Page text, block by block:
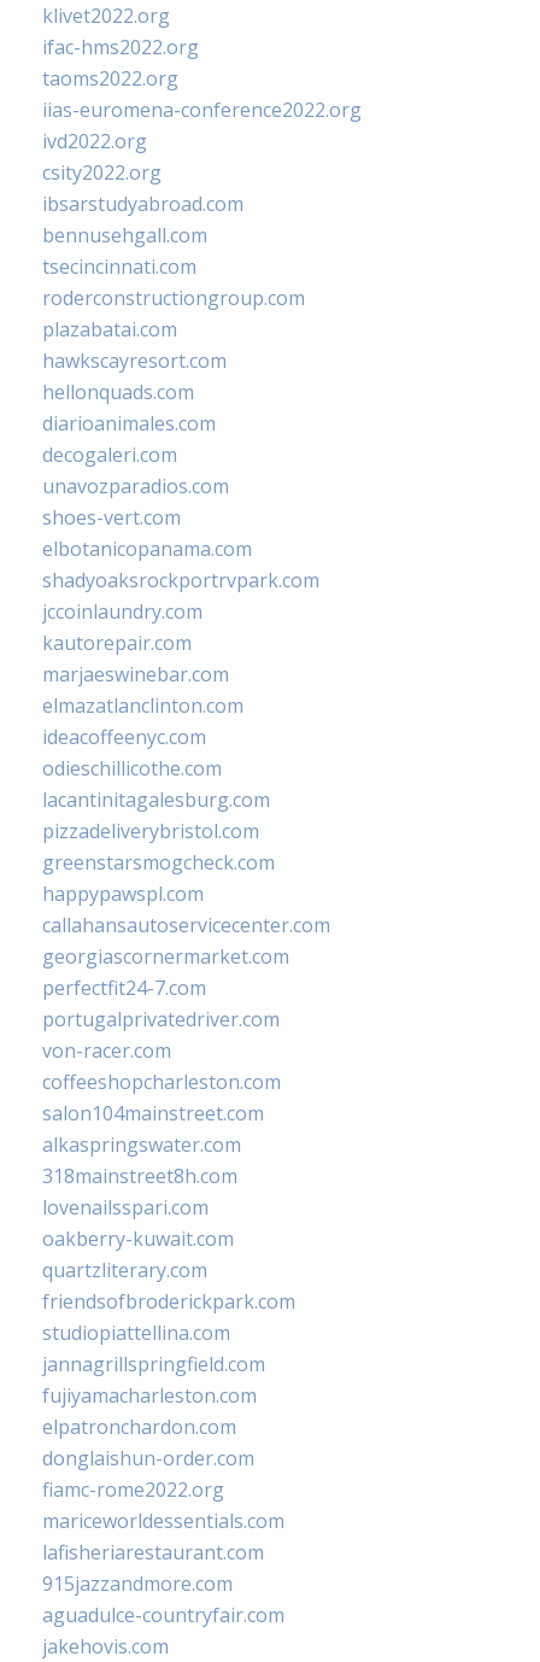
klivet2022.org
ifac-hms2022.org
taoms2022.org
iias-euromena-conference2022.org
ivd2022.org
csity2022.org
ibsarstudyabroad.com
bennusehgall.com
tsecincinnati.com
roderconstructiongroup.com
plazabatai.com
hawkscayresort.com
hellonquads.com
diarioanimales.com
decogaleri.com
unavozparadios.com
shoes-vert.com
elbotanicopanama.com
shadyoaksrockportrvpark.com
jccoinlaundry.com
kautorepair.com
marjaeswinebar.com
elmazatlanclinton.com
ideacoffeenyc.com
odieschillicothe.com
lacantinitagalesburg.com
pizzadeliverybristol.com
greenstarsmogcheck.com
happypawspl.com
callahansautoservicecenter.com
georgiascornermarket.com
perfectfit24-7.com
portugalprivatedriver.com
von-racer.com
coffeeshopcharleston.com
salon104mainstreet.com
alkaspringswater.com
318mainstreet8h.com
lovenailsspari.com
oakberry-kuwait.com
quartzliterary.com
friendsofbroderickpark.com
studiopiattellina.com
jannagrillspringfield.com
fujiyamacharleston.com
elpatronchardon.com
donglaishun-order.com
fiamc-rome2022.org
mariceworldessentials.com
lafisheriarestaurant.com
915jazzandmore.com
aguadulce-countryfair.com
jakehovis.com